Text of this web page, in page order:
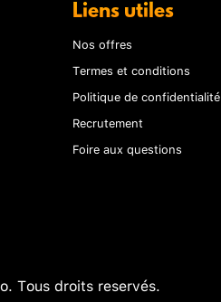
Liens utiles
Nos offres
Termes et conditions
Politique de confidentialité
Recrutement
Foire aux questions
Tous droits reservés.